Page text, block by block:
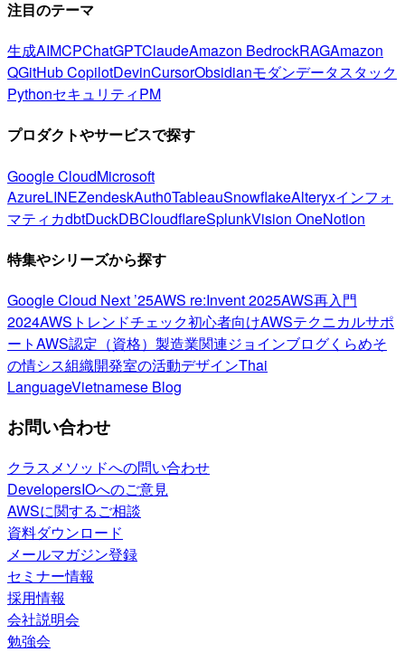
注目のテーマ
生成AIMCPChatGPTClaudeAmazon BedrockRAGAmazon
QGitHub CopilotDevinCursorObsidianモダンデータスタック
PythonセキュリティPM
プロダクトやサービスで探す
Google CloudMicrosoft
AzureLINEZendeskAuth0TableauSnowflakeAlteryxインフォ
マティカdbtDuckDBCloudflareSplunkVision OneNotion
特集やシリーズから探す
Google Cloud Next ’25AWS re:Invent 2025AWS再入門
2024AWSトレンドチェック初心者向けAWSテクニカルサポ
ートAWS認定（資格） 製造業関連ジョインブログくらめそ
の情シス組織開発室の活動デザインThai
LanguageVietnamese Blog
お問い合わせ
クラスメソッドへの問い合わせ
DevelopersIOへのご意見
AWSに関するご相談
資料ダウンロード
メールマガジン登録
セミナー情報
採用情報
会社説明会
勉強会